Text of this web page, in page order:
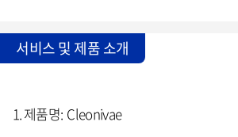
서비스 및 제품 소개
1. 제품명: Cleonivae